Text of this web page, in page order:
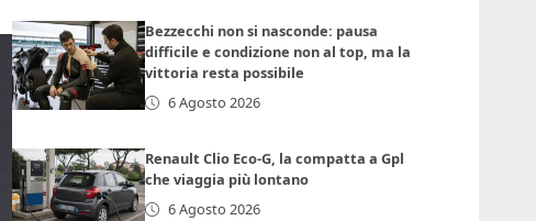
Bezzecchi non si nasconde: pausa
difficile e condizione non al top, ma la
vittoria resta possibile
6 Agosto 2026
Renault Clio Eco-G, la compatta a Gpl
che viaggia più lontano
6 Agosto 2026